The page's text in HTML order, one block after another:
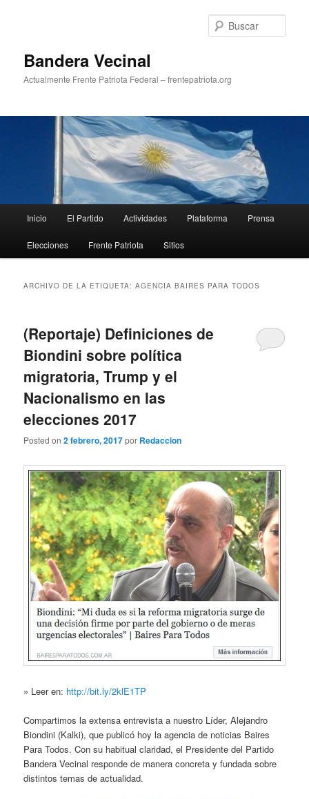
Bandera Vecinal
Actualmente Frente Patriota Federal – frentepatriota.org
principal
Inicio El Partido Actividades Plataforma Prensa
Elecciones Frente Patriota Sitios
ARCHIVO DE LA ETIQUETA:AGENCIA BAIRES PARA TODOS
(Reportaje) Definiciones de
Biondini sobre política
migratoria, Trump y el
Nacionalismo en las
elecciones 2017
Posted on2 febrero, 2017por Redaccion
» Leer en: http://bit.ly/2klE1TP
Compartimos la extensa entrevista a nuestro Líder, Alejandro
Biondini (Kalki), que publicó hoy la agencia de noticias Baires
Para Todos. Con su habitual claridad, el Presidente del Partido
Bandera Vecinal responde de manera concreta y fundada sobre
distintos temas de actualidad.